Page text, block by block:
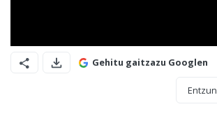
Gehitu gaitzazu Googlen
Entzun